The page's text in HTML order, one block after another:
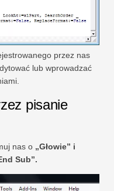
przez nas
lub wprowadzać
pisanie
nas o „Głowie” i
Sub”.